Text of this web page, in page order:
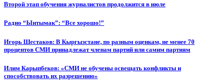
Второй этап обучения журналистов продолжится в июле
Радио “Ынтымак”: “Все хорошо!”
Игорь Шестаков: В Кыргызстане, по разным оценкам, не менее 70
процентов СМИ принадлежат членам партий или самим партиям
Илим Карыпбеков: «СМИ не обучены освещать конфликты и
способствовать их разрешению»